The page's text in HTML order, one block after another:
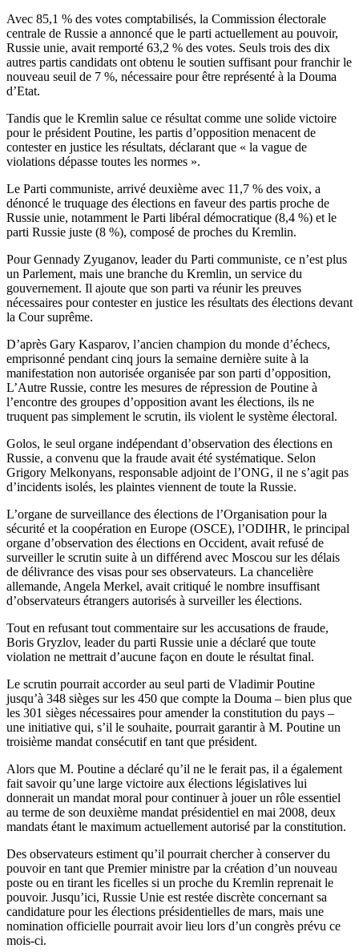
Avec 85,1 % des votes comptabilisés, la Commission électorale
centrale de Russie a annoncé que le parti actuellement au pouvoir,
Russie unie, avait remporté 63,2 % des votes. Seuls trois des dix
autres partis candidats ont obtenu le soutien suffisant pour franchir le
nouveau seuil de 7 %, nécessaire pour être représenté à la Douma
d’Etat.
Tandis que le Kremlin salue ce résultat comme une solide victoire
pour le président Poutine, les partis d’opposition menacent de
contester en justice les résultats, déclarant que « la vague de
violations dépasse toutes les normes ».
Le Parti communiste, arrivé deuxième avec 11,7 % des voix, a
dénoncé le truquage des élections en faveur des partis proche de
Russie unie, notamment le Parti libéral démocratique (8,4 %) et le
parti Russie juste (8 %), composé de proches du Kremlin.
Pour Gennady Zyuganov, leader du Parti communiste, ce n’est plus
un Parlement, mais une branche du Kremlin, un service du
gouvernement. Il ajoute que son parti va réunir les preuves
nécessaires pour contester en justice les résultats des élections devant
la Cour suprême.
D’après Gary Kasparov, l’ancien champion du monde d’échecs,
emprisonné pendant cinq jours la semaine dernière suite à la
manifestation non autorisée organisée par son parti d’opposition,
L’Autre Russie, contre les mesures de répression de Poutine à
l’encontre des groupes d’opposition avant les élections, ils ne
truquent pas simplement le scrutin, ils violent le système électoral.
Golos, le seul organe indépendant d’observation des élections en
Russie, a convenu que la fraude avait été systématique. Selon
Grigory Melkonyans, responsable adjoint de l’ONG, il ne s’agit pas
d’incidents isolés, les plaintes viennent de toute la Russie.
L’organe de surveillance des élections de l’Organisation pour la
sécurité et la coopération en Europe (OSCE), l’ODIHR, le principal
organe d’observation des élections en Occident, avait refusé de
surveiller le scrutin suite à un différend avec Moscou sur les délais
de délivrance des visas pour ses observateurs. La chancelière
allemande, Angela Merkel, avait critiqué le nombre insuffisant
d’observateurs étrangers autorisés à surveiller les élections.
Tout en refusant tout commentaire sur les accusations de fraude,
Boris Gryzlov, leader du parti Russie unie a déclaré que toute
violation ne mettrait d’aucune façon en doute le résultat final.
Le scrutin pourrait accorder au seul parti de Vladimir Poutine
jusqu’à 348 sièges sur les 450 que compte la Douma – bien plus que
les 301 sièges nécessaires pour amender la constitution du pays –
une initiative qui, s’il le souhaite, pourrait garantir à M. Poutine un
troisième mandat consécutif en tant que président.
Alors que M. Poutine a déclaré qu’il ne le ferait pas, il a également
fait savoir qu’une large victoire aux élections législatives lui
donnerait un mandat moral pour continuer à jouer un rôle essentiel
au terme de son deuxième mandat présidentiel en mai 2008, deux
mandats étant le maximum actuellement autorisé par la constitution.
Des observateurs estiment qu’il pourrait chercher à conserver du
pouvoir en tant que Premier ministre par la création d’un nouveau
poste ou en tirant les ficelles si un proche du Kremlin reprenait le
pouvoir. Jusqu’ici, Russie Unie est restée discrète concernant sa
candidature pour les élections présidentielles de mars, mais une
nomination officielle pourrait avoir lieu lors d’un congrès prévu ce
mois-ci.